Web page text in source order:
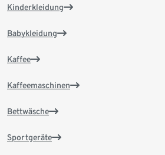
Kinderkleidung
Babykleidung
Kaffee
Kaffeemaschinen
Bettwäsche
Sportgeräte